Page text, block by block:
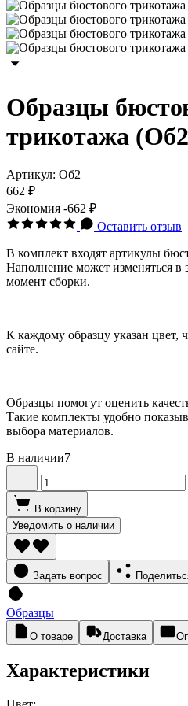
Образцы
трикотажа
Артикул: Об2
662 ₽
Экономия -662 ₽
Оставить отзыв
В комплект входят артикулы
Наполнение может изменяться в
момент сборки.
К каждому образцу указан цвет,
сайте.
Образцы помогут оценить
Такие комплекты удобно
выбора материалов.
В наличии7
В корзину
Уведомить о наличии
Задать вопрос
Образцы
О товаре Доставка
Характеристики